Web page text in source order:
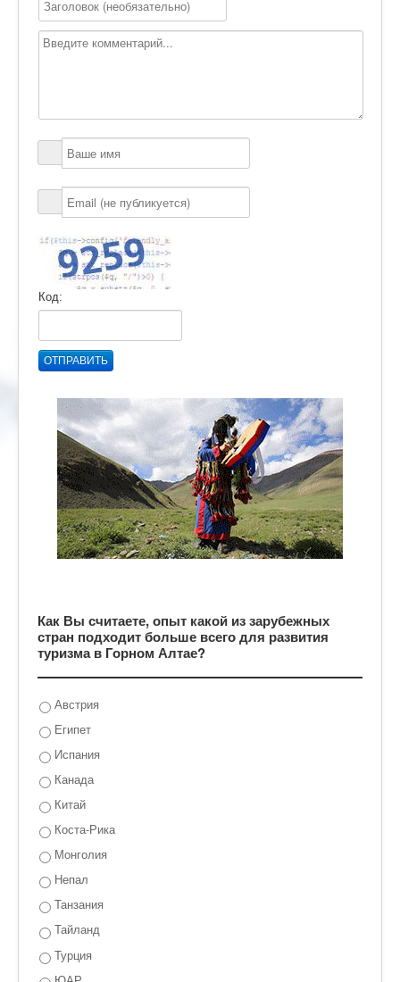
Код:
ОТПРАВИТЬ
Как Вы считаете, опыт какой из зарубежных
стран подходит больше всего для развития
туризма в Горном Алтае?
Австрия
Египет
Испания
Канада
Китай
Коста-Рика
Монголия
Непал
Танзания
Тайланд
Турция